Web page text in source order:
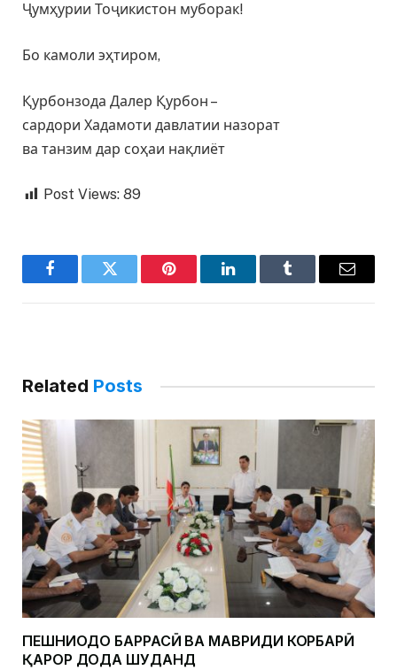
Ҷумҳурии Тоҷикистон муборак!
Бо камоли эҳтиром,
Қурбонзода Далер Қурбон –
сардори Хадамоти давлатии назорат
ва танзим дар соҳаи нақлиёт
Post Views: 89
FacebookTwitter Pinterest LinkedInTumblr Email
Related Posts
ПЕШНИҲОДҲО БАРРАСӢ ВА МАВРИДИ КОРБАРӢ
ҚАРОР ДОДА ШУДАНД